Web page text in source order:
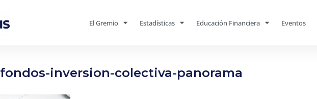
El Gremio Estadísticas Educación Financiera Eventos
fondos-inversion-colectiva-panorama